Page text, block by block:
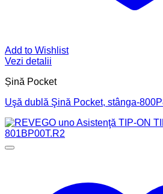
Add to Wishlist
Vezi detalii
Șină Pocket
Uşă dublă Şină Pocket, stânga-